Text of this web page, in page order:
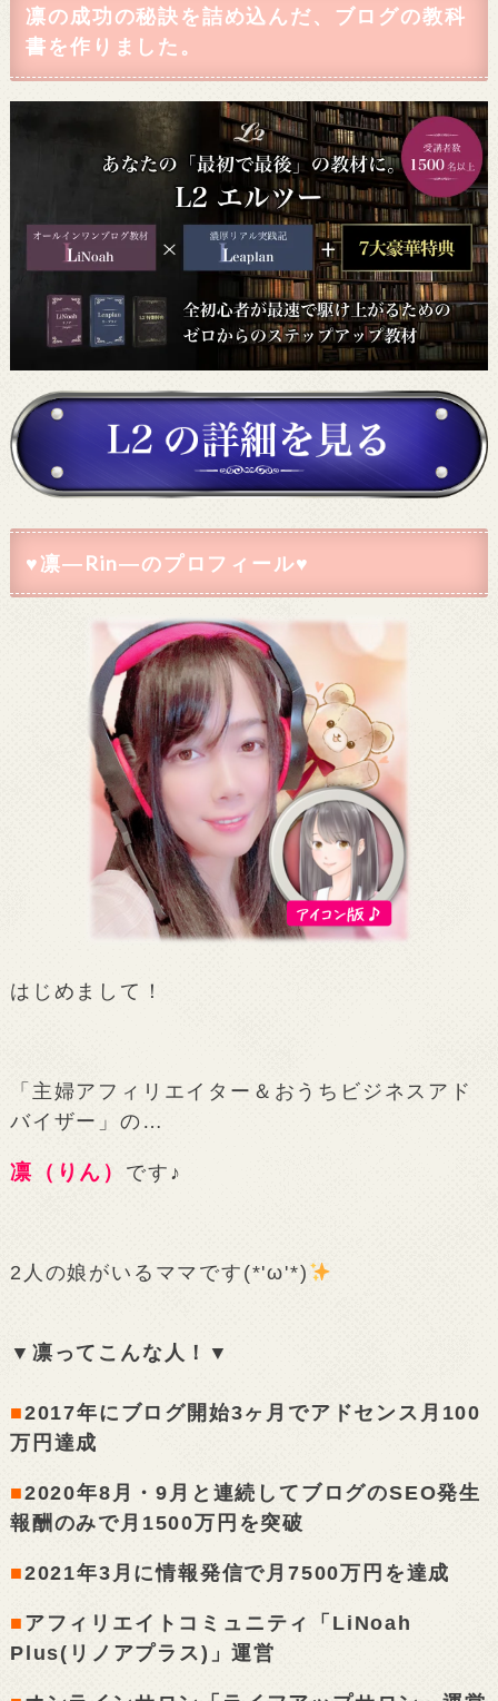
凛の成功の秘訣を詰め込んだ、ブログの教科
書を作りました。
♥凛―Rin―のプロフィール♥
はじめまして！
「主婦アフィリエイター＆おうちビジネスアド
バイザー」の…
凛（りん） です♪
2人の娘がいるママです(*'ω'*)
▼凛ってこんな人！▼
■2017年にブログ開始3ヶ月でアドセンス月100
万円達成
■2020年8月・9月と連続してブログのSEO発生
報酬のみで月1500万円を突破
■2021年3月に情報発信で月7500万円を達成
■ アフィリエイトコミュニティ「LiNoah
Plus(リノアプラス)」運営